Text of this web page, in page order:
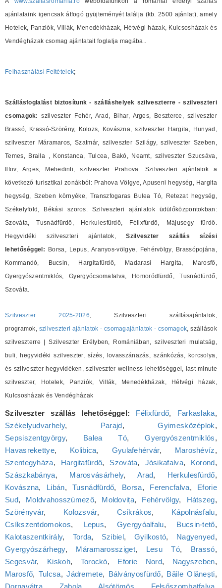
ajánlataink igencsak átfogó gyüjteményét találja (kb. 2500 ajánlat), amely
Hotelek, Panziók, Villák, Menedékházak, Hétvégi házak, Kulcsosházak és
Vendégházak csomag ajánlatait foglalja magába..
Felhasználási Feltételek;
Szállásfoglalást biztosítunk - szálláshelyek szilveszterre - szilveszteri
csomagok: szilveszter Fehér, Arad, Bihar, Arges, Beszterce, szilveszter
Brassó, Krassó-Szörény, Kolozs, Kovászna, szilveszter Hargita, Hunyad,
szilveszter Máramaros, Szatmár, szilveszter Szilágy, szilveszter Szeben,
Temes, Braila , Konstanca, Tulcea, Bakó, Neamt, szilveszter Szucsáva,
Ilfov, Arges, Mehedinti, szilveszter Prahova. Szilveszteri ajánlatok a
következő turisztikai zonákból: Prahova Völgye, Apuseni hegység, Hargita
hegység, Szeben környéke, Transzfogaras Bulea Tó, Retezat hegység,
Székelyföld, Békási szoros. Szilveszteri ajánlatok üdülőközpontokban:
Szováta, Tusnádfürdő, Herkulesfürdő, Félixfürdő, Májusegy fürdő.
Hegyvidéki szilveszteri ajánlatok,Szilveszter szállás sízési
lehetőséggel: Borsa, Lepus, Aranyos-völgye, Fehérvölgy, Brassópojána,
Kommandó, Bucsin, Hargitafürdő, Madarasi Hargita, Marosfő,
Gyergyószentmiklós, Gyergyócsomafalva, Homoródfürdő, Tusnádfürdő,
Szováta.
Szilveszter 2025-2026, Szilveszteri szállásajánlatok,
programok, szilveszteri ajánlatok - csomagajánlatok - csomagok, szállások
szilveszterre | Szilveszter Erélyben, Romániában, szilveszteri mulatság,
buli, hegyvidéki szilveszter, sízés, lovasszánazás, szánkózás, korcsolya,
és szilveszter hegyvidéken, szilveszter wellness lehetőséggel, last minute
szilveszter, Hotelek, Panziók, Villák, Menedékházak, Hétvégi házak,
Kulcsosházak és Vendégházak
Szilveszter szállás lehetőséggel: Félixfürdő, Farkaslaka,
Székelyudvarhely, Parajd,Gyimesközéplok,
Sepsiszentgyörgy, Balea Tó,Gyergyószentmiklós,
Havasrekettye, Kolibica, Gyulafehérvár, Maroshévíz,
Szentegyháza, Hargitafürdő, Szováta, Jósikafalva, Korond,
Szászkabánya, Marosvásárhely, Arad, Herkulesfürdő,
Kovászna, Libán,Tusnádfürdő, Borsa, Ferencfalva, Eforie
Sud, Moldvahosszúmező, Moldovița, Fehérvölgy, Hátszeg,
Szörényvár, Kolozsvár, Csíkrákos, Kápolnásfalu,
Csíkszentdomokos, Lepus, Gyergyóalfalu, Bucsin-tető,
Kalotaszentkirály, Torda, Szibiel, Gyilkostó, Nagyenyed,
Gyergyószárhegy, Máramarossziget, Lesu Tó, Brassó,
Segesvár, Kiskoh, Torockó, Eforie Nord, Nagyszeben,
Marosfő, Tulcsa,Jádremete, Bálványosfürdő, Băile Olănești,
Dornavátra, Zabola,Alsótömös, Felsőszombatfalva,